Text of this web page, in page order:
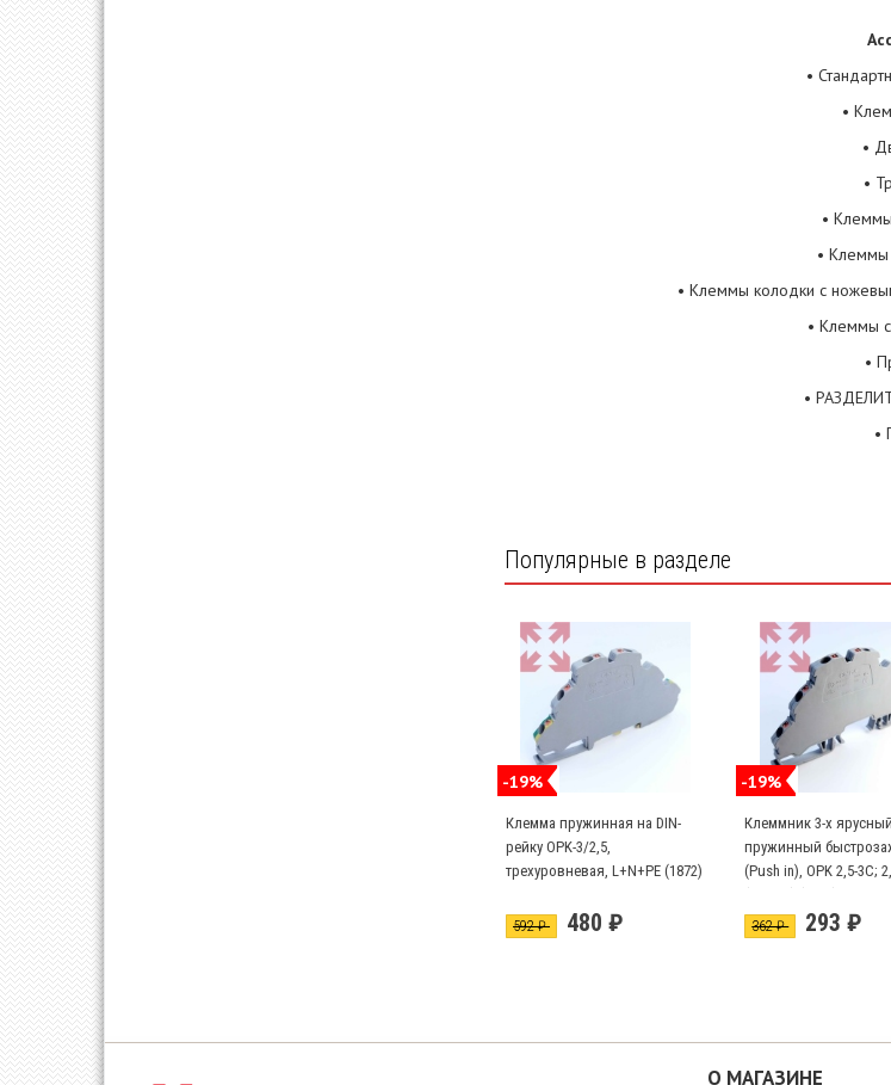
•
•
•
•
•
•
• Клеммы колодки с
• Клеммы
•
•
•
Популярные в разделе
-19%
Клемма пружинная на DIN-
рейку OPK-3/2,5,
трехуровневая, L+N+PE (1872)
592 ₽ 480 ₽
-19%
Клеммник 3-х ярусный
пружинный
(Push in), OPK 2,5-3C;
362 ₽ 293 ₽
О МАГАЗИНЕ